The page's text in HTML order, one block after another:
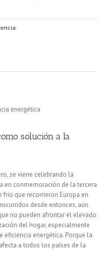
solución a la
se viene celebrando la
en conmemoración de la tercera
que recorrieron Europa en
desde entonces, aún
no pueden afrontar el elevado
del hogar, especialmente
eficiencia energética. Porque la
a todos los países de la